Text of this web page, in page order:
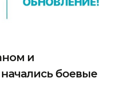
и
боевые